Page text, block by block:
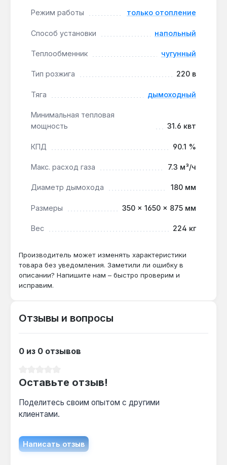
стандартными фитингами.
Котел предназначен для автономного отопления
зданий или небольших производственных цехов.
Возможность подключения внешнего
горячее водоснабжение без замены
7 лет, доставка по Украине.
Подходит ли котел для системы «теплый
пол»?
чугунный теплообменник обеспечивают
систем без риска конденсата.
Для Baxi Slim iN 62 кВт необходим дымоход
диаметром 180 мм — это стандартный
размер для котлов мощностью до 62 кВт с
Да — электронная система управления с
защищена от скачков напряжения, но для
стабильной работы рекомендуется
стабилизатор.
Режим работы только отопление
Способ установки напольный
Теплообменник чугунный
Тип розжига 220 в
Тяга дымоходный
Минимальная тепловая
мощность
31.6 квт
КПД 90.1 %
Макс. расход газа 7.3 м³/ч
Диаметр дымохода 180 мм
Размеры 350 × 1650 × 875 мм
Вес 224 кг
Производитель может изменять характеристики
товара без уведомления. Заметили ли ошибку в
описании? Напишите нам – быстро проверим и
исправим.
Отзывы и вопросы
0 из 0 отзывов
Оставьте отзыв!
Поделитесь своим опытом с другими
клиентами.
Написать отзыв